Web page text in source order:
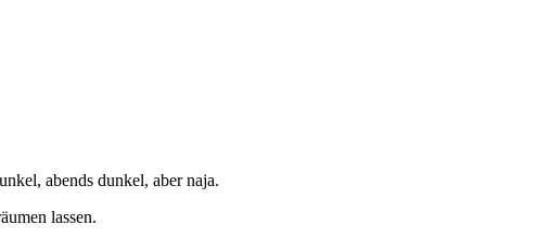
abends dunkel, aber naja.
lassen.